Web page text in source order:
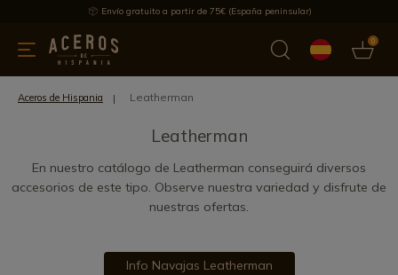
Envío gratuito a partir de 75€ (España peninsular)
0
menaje Ofertas Ultimas novedades Los más vendidos
Aceros de Hispania Leatherman
Leatherman
En nuestro catálogo de Leatherman conseguirá diversos
accesorios de este tipo. Observe nuestra variedad y disfrute de
nuestras ofertas.
Info Navajas Leatherman